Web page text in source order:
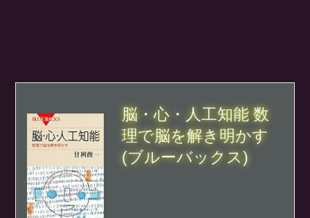
脳・心・人工知能 数
理で脳を解き明かす
(ブルーバックス)